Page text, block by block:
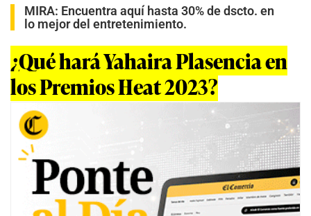
MIRA: Encuentra aquí hasta 30% de dscto. en
lo mejor del entretenimiento.
¿Qué hará Yahaira Plasencia en
los Premios Heat 2023?